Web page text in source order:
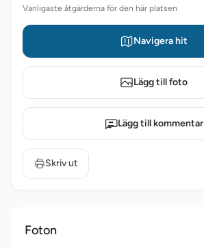
Vanligaste åtgärderna för den här platsen
Navigera hit
Lägg till foto
Lägg till kommentar
Skriv ut
Foton